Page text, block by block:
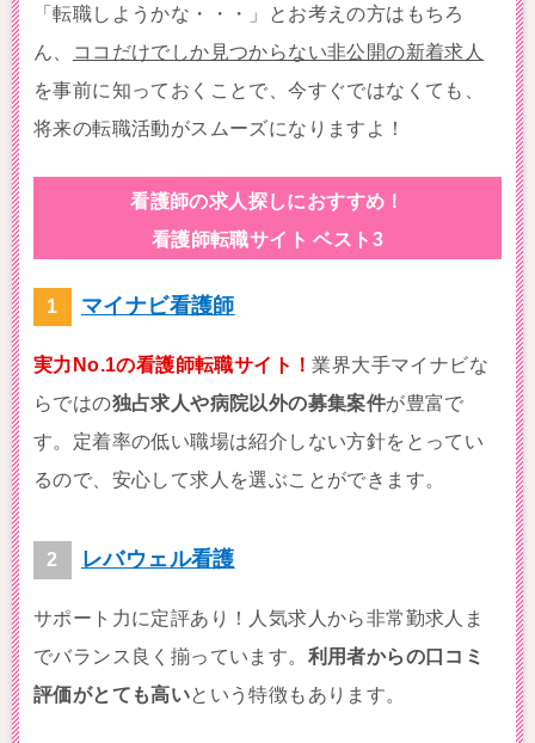
「転職しようかな・・・」とお考えの方はもちろ
ん、
ココだけでしか見つからない非公開の新着求人
を事前に知っておくことで、今すぐではなくても、
将来の転職活動がスムーズになりますよ！
看護師の求人探しにおすすめ！
看護師転職サイト ベスト3
マイナビ看護師
実力No.1の看護師転職サイト！業界大手マイナビな
らではの独占求人や病院以外の募集案件が豊富で
す。定着率の低い職場は紹介しない方針をとってい
るので、安心して求人を選ぶことができます。
レバウェル看護
サポート力に定評あり！人気求人から非常勤求人ま
でバランス良く揃っています。 利用者からの口コミ
評価がとても高いという特徴もあります。